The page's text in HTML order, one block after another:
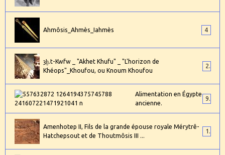
Ahmôsis_Ahmès_Iahmès 4
ȝḫ.t-Kwfw _ "Akhet Khufu" _ "L'horizon de
Khéops"_Khoufou, ou Knoum Khoufou
2
Alimentation en Égypte
ancienne.
9
Amenhotep II, Fils de la grande épouse royale Mérytrê-
Hatchepsout et de Thoutmôsis III ...
1